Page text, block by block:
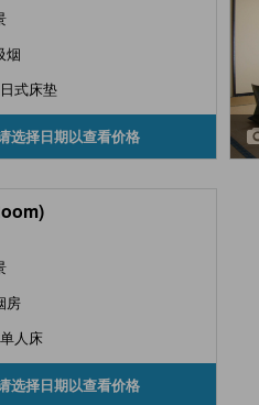
烟
式床垫
选择日期以查看价格
房
人床
选择日期以查看价格